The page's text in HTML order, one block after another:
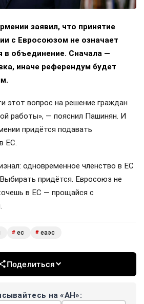
заявил, что принятие
с Евросоюзом не означает
в объединение. Сначала —
иначе референдум будет
этот вопрос на решение граждан
работы», — пояснил Пашинян. И
придётся подавать
ЕС.
одновременное членство в ЕС
придётся. Евросоюз не
в ЕС — прощайся с
# ес # еаэс
Поделиться
на «АН»: